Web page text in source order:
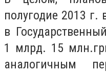
полугодие 2013 г.
в
1 млрд. 15
аналогичным